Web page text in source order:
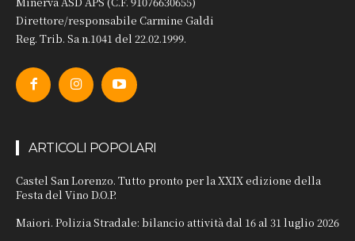
Direttore/responsabile Carmine Galdi
Reg. Trib. Sa n.1041 del 22.02.1999.
ARTICOLI POPOLARI
Castel San Lorenzo. Tutto pronto per la XXIX edizione della
Festa del Vino D.O.P.
Maiori. Polizia Stradale: bilancio attività dal 16 al 31 luglio 2026